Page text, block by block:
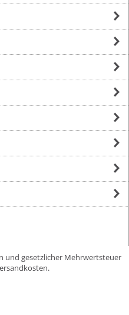
und gesetzlicher Mehrwertsteuer